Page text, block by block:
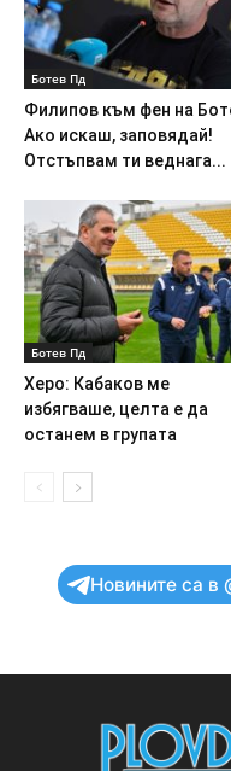
Ботев Пд
Филипов към фен на
Ако искаш, заповядай!
Отстъпвам ти веднага...
Ботев Пд
Херо: Кабаков ме
избягваше, целта е да
останем в групата
Новините са в